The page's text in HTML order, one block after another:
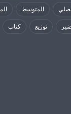
المتوسط
توزيع كتاب